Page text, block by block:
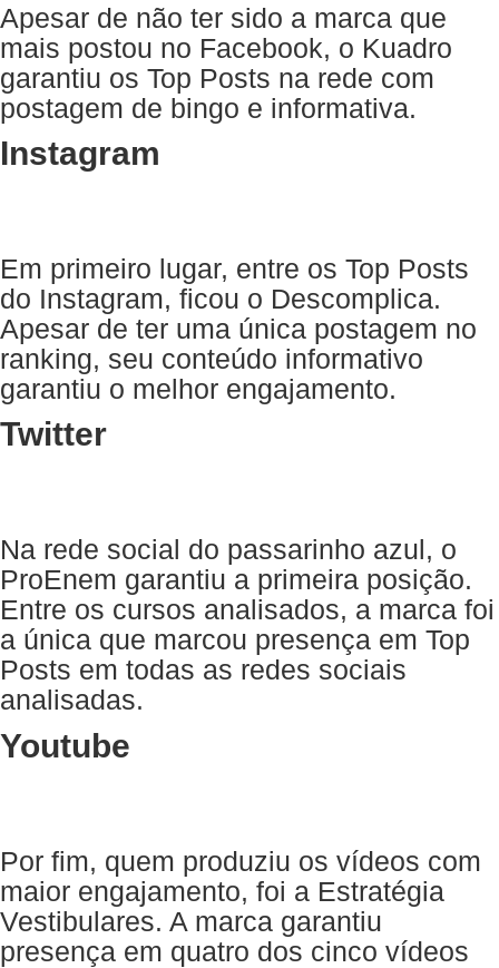
Apesar de não ter sido a marca que
mais postou no Facebook, o Kuadro
garantiu os Top Posts na rede com
postagem de bingo e informativa.
Instagram
Em primeiro lugar, entre os Top Posts
do Instagram, ficou o Descomplica.
Apesar de ter uma única postagem no
ranking, seu conteúdo informativo
garantiu o melhor engajamento.
Twitter
Na rede social do passarinho azul, o
ProEnem garantiu a primeira posição.
Entre os cursos analisados, a marca foi
a única que marcou presença em Top
Posts em todas as redes sociais
analisadas.
Youtube
Por fim, quem produziu os vídeos com
maior engajamento, foi a Estratégia
Vestibulares. A marca garantiu
presença em quatro dos cinco vídeos